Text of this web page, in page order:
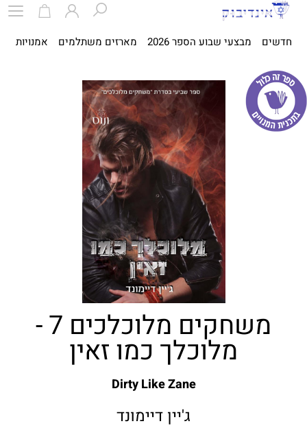
חדשים מבצעי שבוע הספר 2026 מארזים משתלמים אמנויות
משחקים מלוכלכים 7 -
מלוכלך כמו זאין
Dirty Like Zane
ג'יין דיימונד